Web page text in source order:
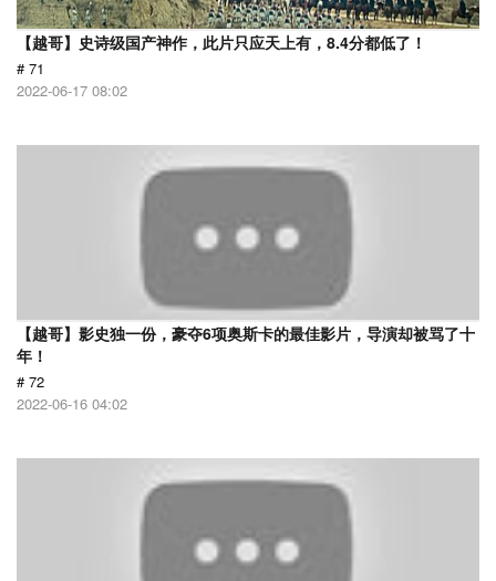
【越哥】史诗级国产神作，此片只应天上有，8.4分都低了！
# 71
2022-06-17 08:02
【越哥】影史独一份，豪夺6项奥斯卡的最佳影片，导演却被骂了十
年！
# 72
2022-06-16 04:02